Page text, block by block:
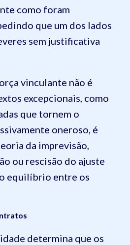
como foram
que um dos lados
sem justificativa
vinculante não é
excepcionais, como
que tornem o
oneroso, é
da imprevisão,
ou rescisão do ajuste
equilíbrio entre os
determina que os